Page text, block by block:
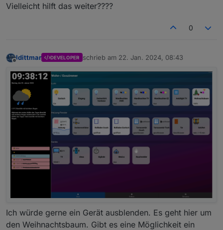
Vielleicht hilft das weiter????
0
ldittmar DEVELOPER schrieb am 22. Jan. 2024, 08:43
zuletzt editiert von
Ich würde gerne ein Gerät ausblenden. Es geht hier um
den Weihnachtsbaum. Gibt es eine Möglichkeit ein